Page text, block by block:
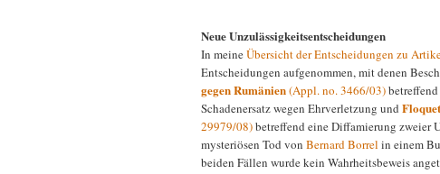
Neue Unzulässigkeitsentscheidungen
In meineÜbersicht der Entscheidungen zu
Entscheidungen aufgenommen, mit denen
gegen Rumänien(Appl. no. 3466/03)
Schadenersatz wegen Ehrverletzung und
29979/08)betreffend eine Diffamierung zweier
mysteriösen Tod von Bernard Borrel in einem
beiden Fällen wurde kein Wahrheitsbeweis